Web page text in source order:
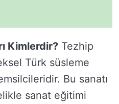
Kimlerdir? Tezhip
Türk süsleme
Bu sanatı
sanat eğitimi